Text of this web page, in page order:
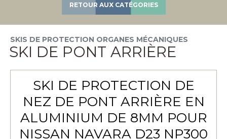
RETOUR AUX CATÉGORIES
SKIS DE PROTECTION ORGANES MÉCANIQUES
SKI DE PONT ARRIÈRE
SKI DE PROTECTION DE
NEZ DE PONT ARRIÈRE EN
ALUMINIUM DE 8MM POUR
NISSAN NAVARA D23 NP300